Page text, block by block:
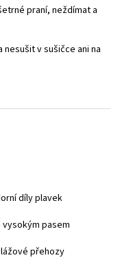
praní, neždímat a
v sušičce ani na
díly plavek
vysokým pasem
přehozy